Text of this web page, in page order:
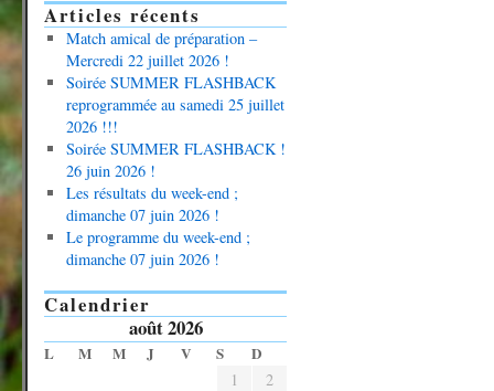
Articles récents
Match amical de préparation –
Mercredi 22 juillet 2026 !
Soirée SUMMER FLASHBACK
reprogrammée au samedi 25 juillet
2026 !!!
Soirée SUMMER FLASHBACK !
26 juin 2026 !
Les résultats du week-end ;
dimanche 07 juin 2026 !
Le programme du week-end ;
dimanche 07 juin 2026 !
Calendrier
août 2026
L M M J V S D
1
2